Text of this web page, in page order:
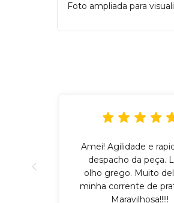
Foto ampliada para
Amei! Agilidade e
despacho da peça.
olho grego. Muito
minha corrente de
Maravilhosa!!!!!